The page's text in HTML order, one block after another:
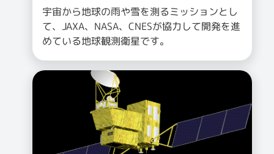
宇宙から地球の雨や雪を測るミッションとし
て、JAXA、NASA、CNESが協力して開発を進
めている地球観測衛星です。